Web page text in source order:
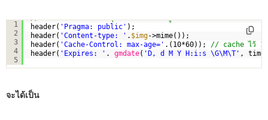
1
2
3
4
5
header( 'Pragma: public' );
header( 'Content-type: ' . $img->mime());
header( 'Cache-Control: max-age=' .(10*60)); // cache ไว้
header( 'Expires: ' . gmdate( 'D, d M Y H:i:s \G\M\T' ,
จะได้เป็น